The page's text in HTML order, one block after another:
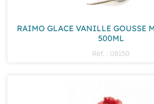
RAIMO GLACE VANILLE GOUSSE
500ML
Réf. : 08150